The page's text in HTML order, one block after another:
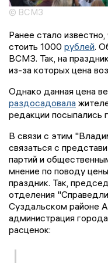
© ВСМЗ
Ранее стало
стоить 1000 рублей.
ВСМЗ. Так, на
из-за которых цена
Однако данная цена
раздосадовала
редакции посыпались
В связи с этим
связаться с
партий и
мнение по поводу
праздник. Так,
отделения
Суздальском районе
администрация
расценок: